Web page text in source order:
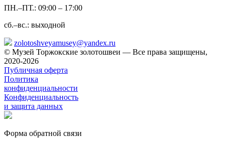
ПН.–ПТ.: 09:00 – 17:00
сб.–вс.: выходной
zolotoshveyamusey@yandex.ru
© Музей Торжокские золотошвеи — Все права защищены,
2020-2026
Публичная оферта
Политика
конфиденциальности
Конфиденциальность
и защита данных
Форма обратной связи